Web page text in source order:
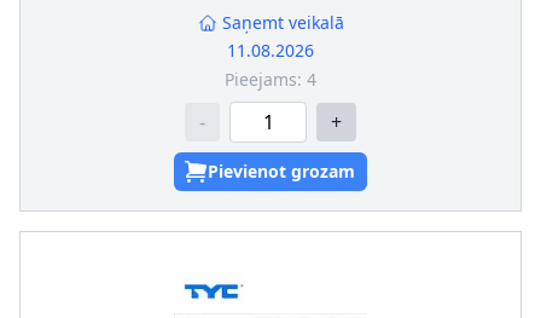
Saņemt veikalā
11.08.2026
Pieejams: 4
- +
Pievienot grozam